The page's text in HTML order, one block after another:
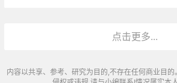
点击更多...
内容以共享、参考、研究为目的,不存在任何商业目